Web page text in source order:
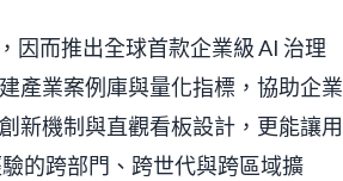
因而推出全球首款企業級 AI 治理
產業案例庫與量化指標，協助企業
新機制與直觀看板設計，更能讓用
的跨部門、跨世代與跨區域擴